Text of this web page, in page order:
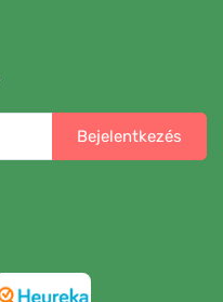
Bejelentkezés